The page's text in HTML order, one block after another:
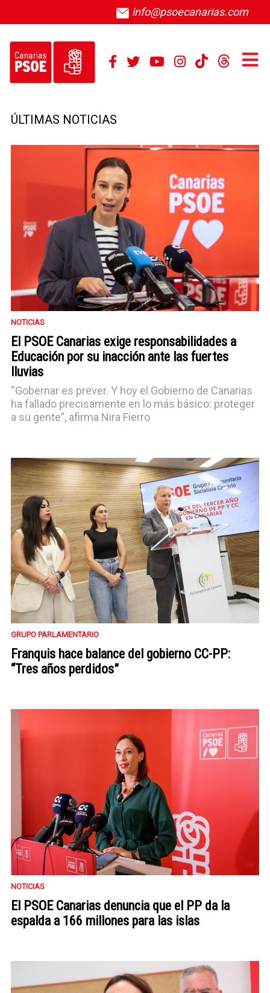
info@psoecanarias.com
ÚLTIMAS NOTICIAS
NOTICIAS
El PSOE Canarias exige responsabilidades a
Educación por su inacción ante las fuertes
lluvias
“Gobernar es prever. Y hoy el Gobierno de Canarias
ha fallado precisamente en lo más básico: proteger
a su gente”, afirma Nira Fierro
GRUPO PARLAMENTARIO
Franquis hace balance del gobierno CC-PP:
“Tres años perdidos”
NOTICIAS
El PSOE Canarias denuncia que el PP da la
espalda a 166 millones para las islas